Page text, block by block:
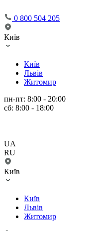
0 800 504 205
Київ
Київ
Львів
Житомир
пн-пт: 8:00 - 20:00
сб: 8:00 - 18:00
UA
RU
Київ
Київ
Львів
Житомир